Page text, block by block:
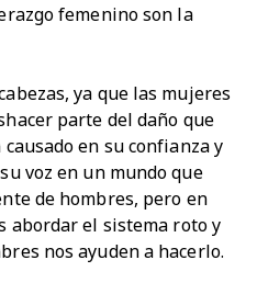
femenino son la
ya que las mujeres
parte del daño que
causado en su confianza y
voz en un mundo que
de hombres, pero en
abordar el sistema roto y
nos ayuden a hacerlo.